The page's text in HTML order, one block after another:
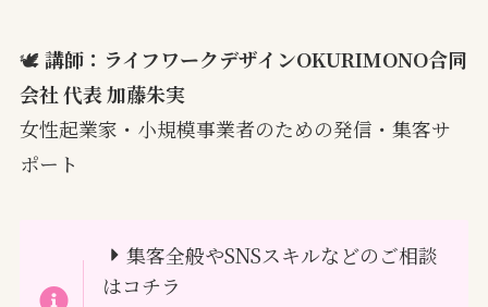
🕊講師：ライフワークデザインOKURIMONO合同
会社 代表 加藤朱実
女性起業家・小規模事業者のための発信・集客サ
ポート
集客全般やSNSスキルなどのご相談
はコチラ